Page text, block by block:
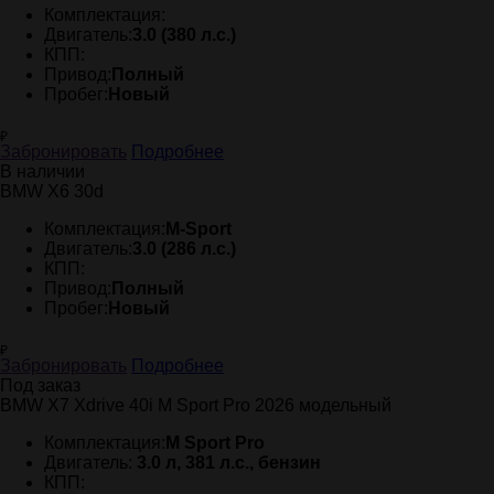
Комплектация:
Двигатель:3.0 (380 л.с.)
КПП:
Привод: Полный
Пробег: Новый
₽
Подробнее
В наличии
BMW X6 30d
Комплектация: M-Sport
Двигатель:3.0 (286 л.с.)
КПП:
Привод: Полный
Пробег: Новый
₽
Подробнее
Под заказ
BMW X7 Xdrive 40i M Sport Pro 2026 модельный
Комплектация: M Sport Pro
Двигатель: 3.0 л, 381 л.с., бензин
КПП: